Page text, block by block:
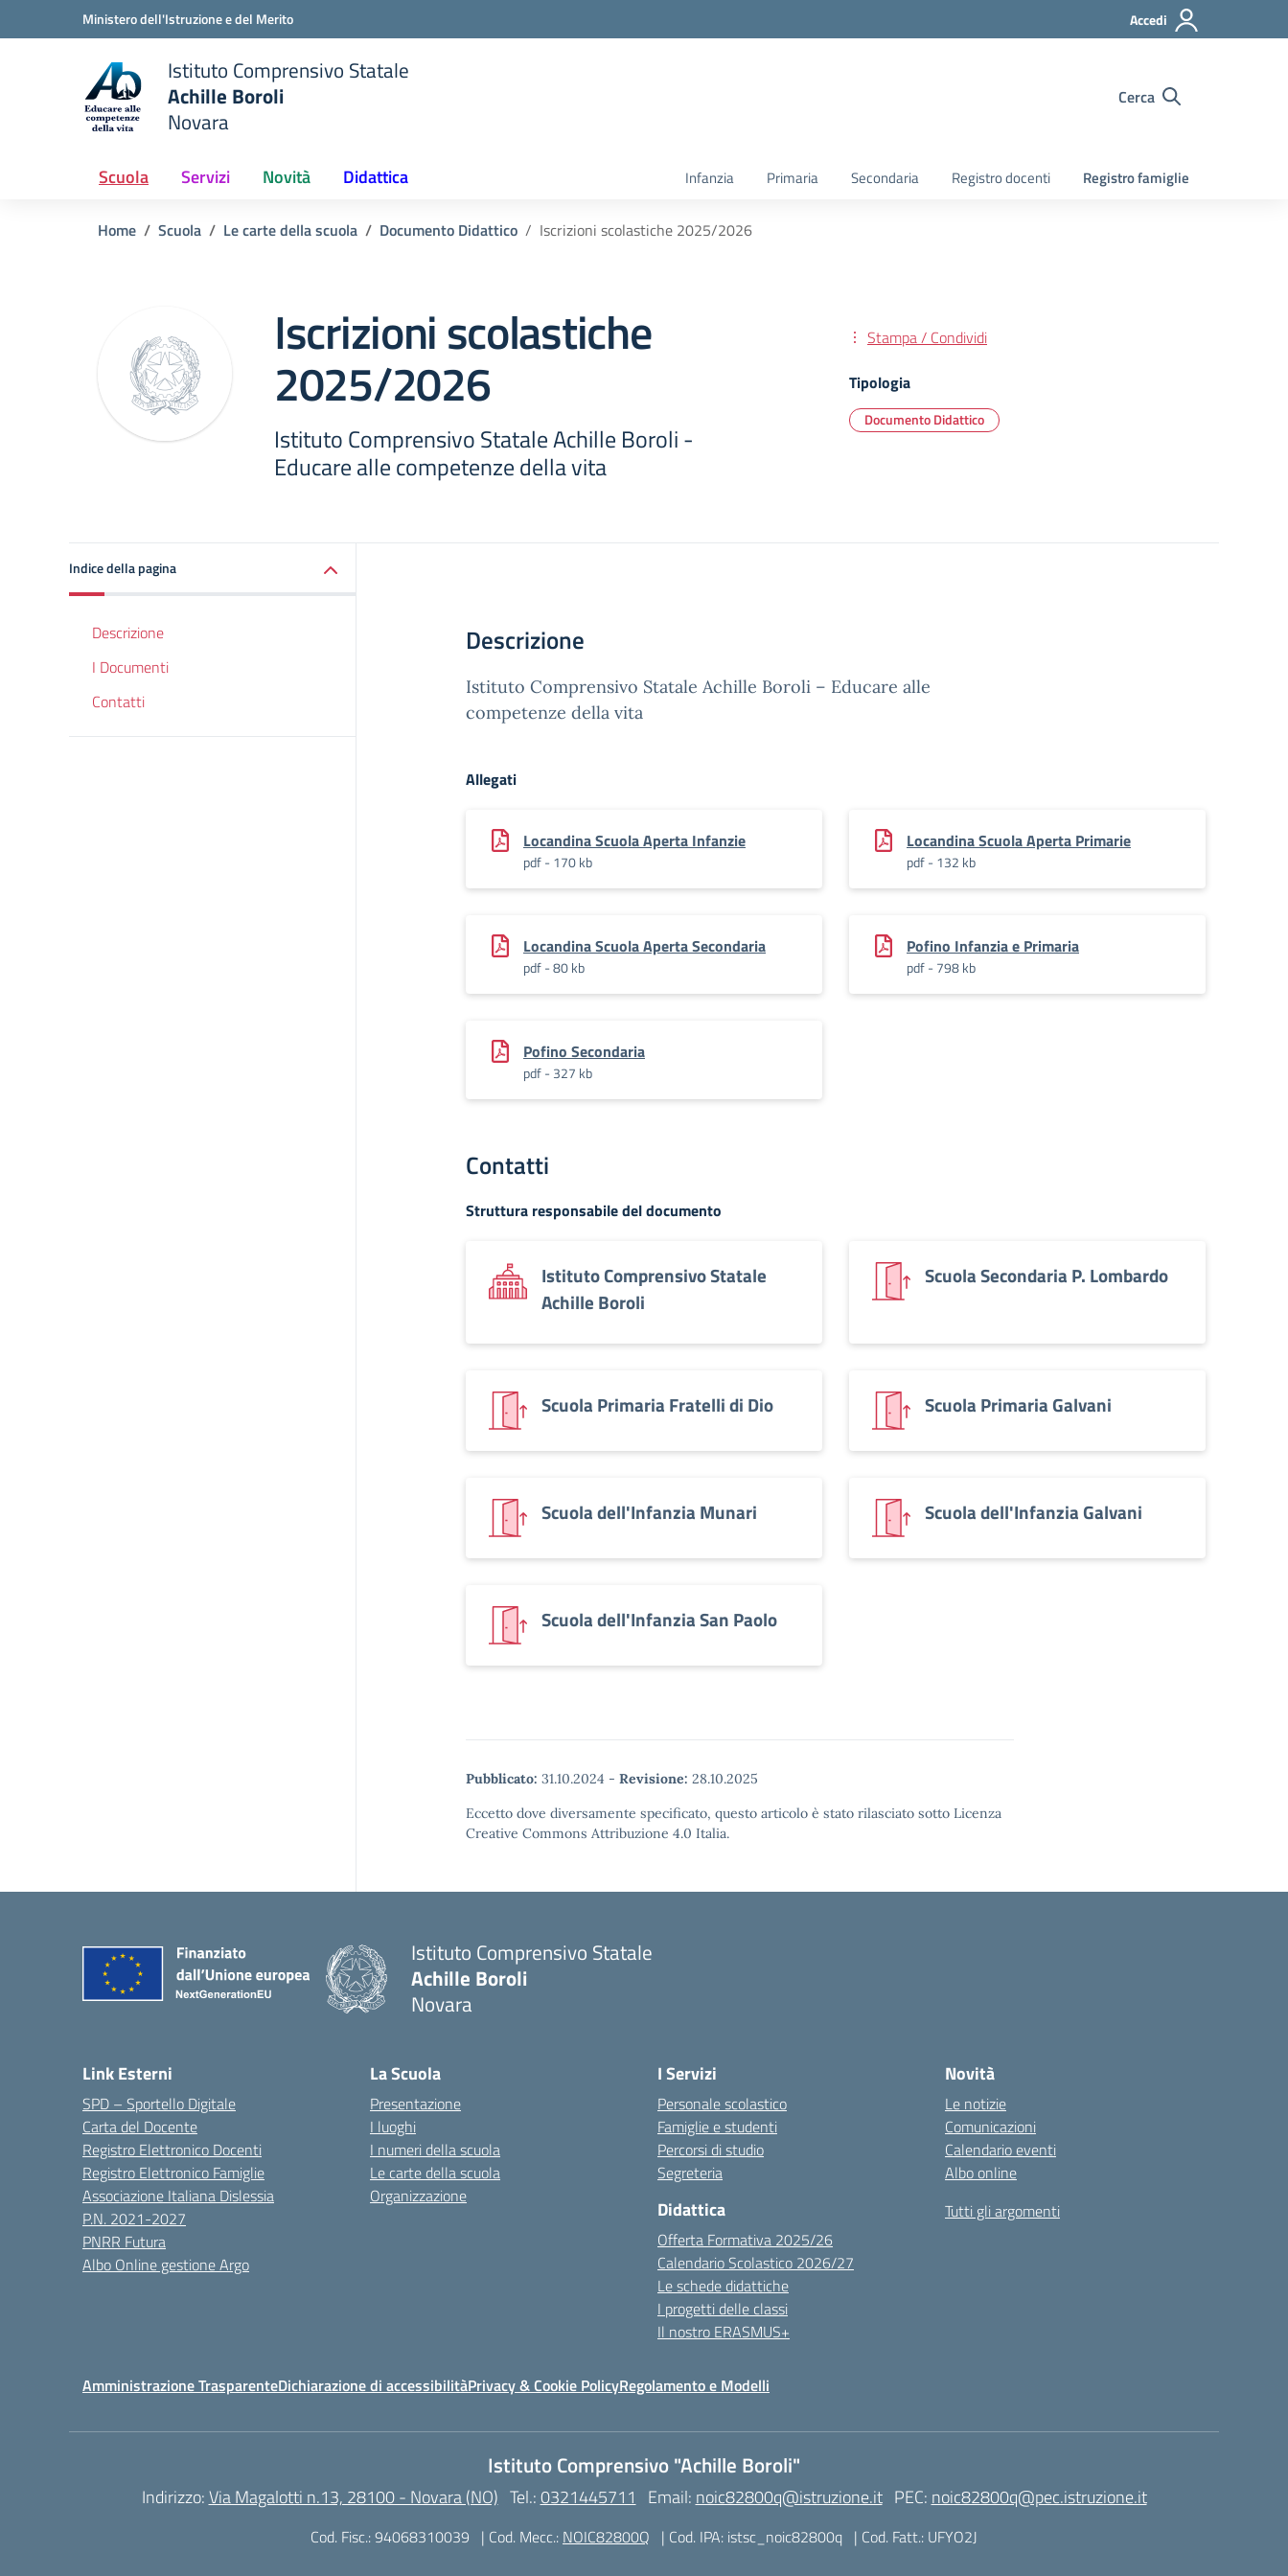
Vai ai contenuti
Vai al menu di navigazioneMinistero dell'Istruzione e del Merito Accedi
Istituto Comprensivo Statale
Achille Boroli
Novara
Cerca
Scuola Servizi Novità Didattica Infanzia Primaria Secondaria Registro docenti Registro famiglie
Home Scuola Le carte della scuola Documento Didattico Iscrizioni scolastiche 2025/2026
Iscrizioni scolastiche
2025/2026
Istituto Comprensivo Statale Achille Boroli -
Educare alle competenze della vita
Stampa / Condividi
Tipologia
Documento Didattico
Indice della pagina
Descrizione
I Documenti
Contatti
Descrizione
Istituto Comprensivo Statale Achille Boroli – Educare alle
competenze della vita
Allegati
Locandina Scuola Aperta Infanzie
pdf - 170 kb
Locandina Scuola Aperta Primarie
pdf - 132 kb
Locandina Scuola Aperta Secondaria
pdf - 80 kb
Pofino Infanzia e Primaria
pdf - 798 kb
Pofino Secondaria
pdf - 327 kb
Contatti
Struttura responsabile del documento
Istituto Comprensivo Statale
Achille Boroli
Scuola Secondaria P. Lombardo
Scuola Primaria Fratelli di Dio Scuola Primaria Galvani
Scuola dell'Infanzia Munari Scuola dell'Infanzia Galvani
Scuola dell'Infanzia San Paolo
Pubblicato: 31.10.2024 - Revisione: 28.10.2025
Eccetto dove diversamente specificato, questo articolo è stato rilasciato sotto Licenza
Creative Commons Attribuzione 4.0 Italia.
Istituto Comprensivo Statale
Achille Boroli
Novara
Link Esterni
SPD – Sportello Digitale
Carta del Docente
Registro Elettronico Docenti
Registro Elettronico Famiglie
Associazione Italiana Dislessia
P.N. 2021-2027
PNRR Futura
Albo Online gestione Argo
La Scuola
Presentazione
I luoghi
I numeri della scuola
Le carte della scuola
Organizzazione
I Servizi
Personale scolastico
Famiglie e studenti
Percorsi di studio
Segreteria
Didattica
Offerta Formativa 2025/26
Calendario Scolastico 2026/27
Le schede didattiche
I progetti delle classi
Il nostro ERASMUS+
Novità
Le notizie
Comunicazioni
Calendario eventi
Albo online
Tutti gli argomenti
Amministrazione TrasparenteDichiarazione di accessibilitàPrivacy & Cookie PolicyRegolamento e Modelli
Istituto Comprensivo "Achille Boroli"
Indirizzo:Via Magalotti n.13, 28100 - Novara (NO) Tel.:0321445711 Email: noic82800q@istruzione.it PEC: noic82800q@pec.istruzione.it
Cod. Fisc.: 94068310039 | Cod. Mecc.: NOIC82800Q | Cod. IPA: istsc_noic82800q | Cod. Fatt.: UFYO2J